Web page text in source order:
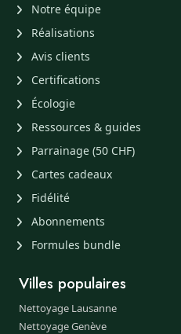
Notre équipe
Réalisations
Avis clients
Certifications
Écologie
Ressources & guides
Parrainage (50 CHF)
Cartes cadeaux
Fidélité
Abonnements
Formules bundle
Villes populaires
Nettoyage Lausanne
Nettoyage Genève